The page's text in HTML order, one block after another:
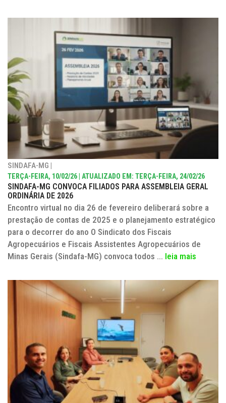
SINDAFA-MG |
TERÇA-FEIRA, 10/02/26 | ATUALIZADO EM: TERÇA-FEIRA, 24/02/26
SINDAFA-MG CONVOCA FILIADOS PARA ASSEMBLEIA GERAL
ORDINÁRIA DE 2026
Encontro virtual no dia 26 de fevereiro deliberará sobre a
prestação de contas de 2025 e o planejamento estratégico
para o decorrer do ano O Sindicato dos Fiscais
Agropecuários e Fiscais Assistentes Agropecuários de
Minas Gerais (Sindafa-MG) convoca todos ... leia mais